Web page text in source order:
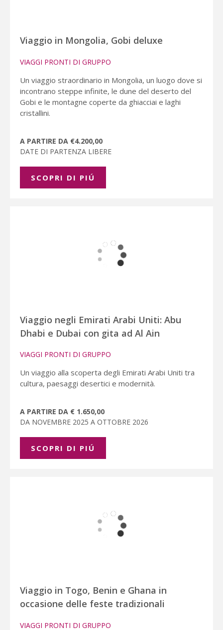
Viaggio in Mongolia, Gobi deluxe
VIAGGI PRONTI DI GRUPPO
Un viaggio straordinario in Mongolia, un luogo dove si
incontrano steppe infinite, le dune del deserto del
Gobi e le montagne coperte da ghiacciai e laghi
cristallini.
A PARTIRE DA €4.200,00
DATE DI PARTENZA LIBERE
SCOPRI DI PIÚ
Viaggio negli Emirati Arabi Uniti: Abu
Dhabi e Dubai con gita ad Al Ain
VIAGGI PRONTI DI GRUPPO
Un viaggio alla scoperta degli Emirati Arabi Uniti tra
cultura, paesaggi desertici e modernità.
A PARTIRE DA € 1.650,00
DA NOVEMBRE 2025 A OTTOBRE 2026
SCOPRI DI PIÚ
Viaggio in Togo, Benin e Ghana in
occasione delle feste tradizionali
VIAGGI PRONTI DI GRUPPO